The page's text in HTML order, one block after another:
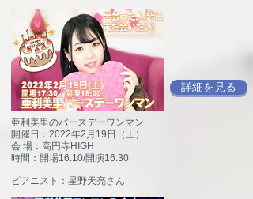
詳細を見る
亜利美里のバースデーワンマン
開催日：2022年2月19日（土）
会 場：高円寺HIGH
時間：開場16:10/開演16:30
ピアニスト：星野天亮さん